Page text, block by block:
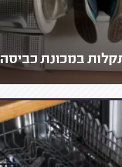
במכונת כביסה